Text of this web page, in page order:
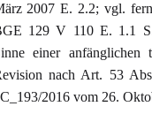
2007 E. 2.2; vgl.
129 V 110 E. 1.1 S.
einer anfänglichen
nach Art. 53
2016 vom 26.